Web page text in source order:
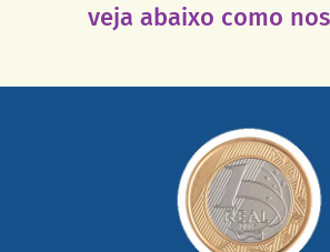
veja abaixo como
somada a de outras
saiba mais